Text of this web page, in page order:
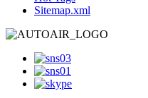
Sitemap.xml